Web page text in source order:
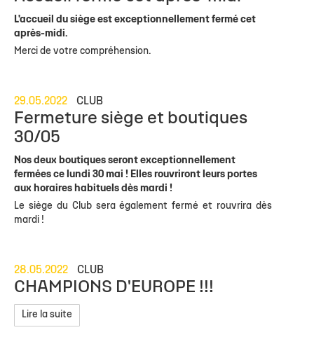
L'accueil du siège est exceptionnellement fermé cet
après-midi.
Merci de votre compréhension.
29.05.2022 CLUB
Fermeture siège et boutiques
30/05
Nos deux boutiques seront exceptionnellement
fermées ce lundi 30 mai ! Elles rouvriront leurs portes
aux horaires habituels dès mardi !
Le siège du Club sera également fermé et rouvrira dès
mardi !
28.05.2022 CLUB
CHAMPIONS D'EUROPE !!!
Lire la suite